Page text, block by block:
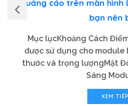
Quảng cáo trên màn hình
bạn nên
Mục lụcKhoảng Cách
được sử dụng cho module
thước và trọng lượngMật
Sáng
XEM TIẾP